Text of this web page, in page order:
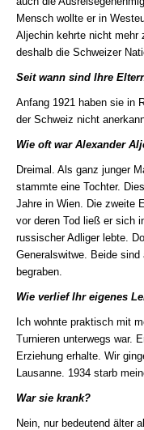
Mensch wollte er in
Aljechin kehrte nicht mehr
deshalb die Schweizer
Seit wann sind Ihre
Anfang 1921 haben sie in
der Schweiz nicht
Wie oft war Alexander
Dreimal. Als ganz junger
stammte eine Tochter.
Jahre in Wien. Die zweite
vor deren Tod ließ er sich
russischer Adliger lebte.
Generalswitwe. Beide
begraben.
Wie verlief Ihr eigenes
Ich wohnte praktisch mit
Turnieren unterwegs war.
Erziehung erhalte. Wir
Lausanne. 1934 starb
War sie krank?
Nein, nur bedeutend älter